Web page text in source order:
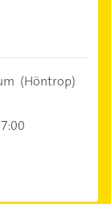
(Höntrop)